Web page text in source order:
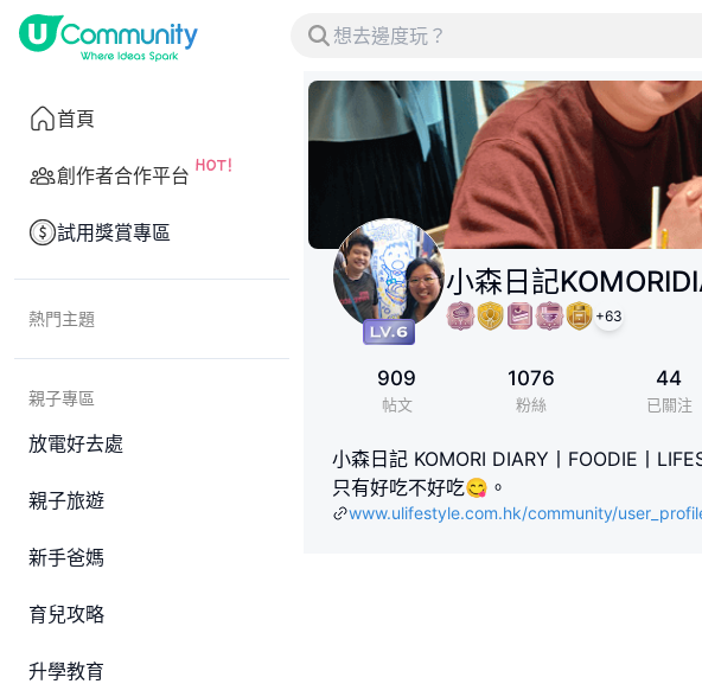
首頁
創作者合作平台
試用獎賞專區
熱門主題
親子專區
放電好去處
親子旅遊
新手爸媽
育兒攻略
升學教育
小森日記
+63
909
帖文
1076
粉絲
44
已關注
小森日記 KOMORI DIARY丨FOODIE丨
只有好吃不好吃😋。
www.ulifestyle.com.hk/community/